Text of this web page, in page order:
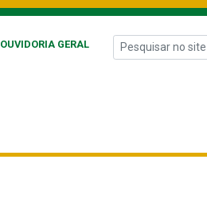
OUVIDORIA GERAL